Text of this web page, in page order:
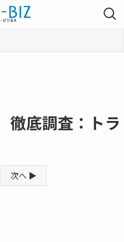
底調査：トラ
次へ ▶